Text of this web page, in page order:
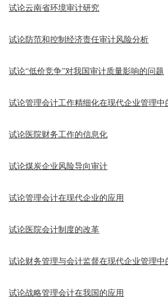
试论云南省环境审计研究
试论防范和控制经济责任审计风险分析
试论“低价竞争”对我国审计质量影响的问题
试论管理会计工作精细化在现代企业管理中
试论医院财务工作的信息化
试论煤炭企业风险导向审计
试论管理会计在现代企业的应用
试论医院会计制度的改革
试论财务管理与会计监督在现代企业管理中
试论战略管理会计在我国的应用